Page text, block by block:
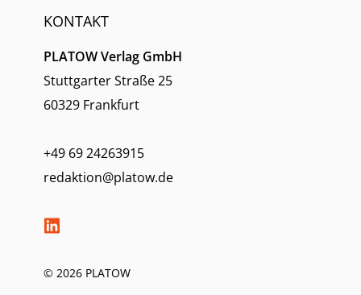
KONTAKT
PLATOW Verlag GmbH
Stuttgarter Straße 25
60329 Frankfurt
+49 69 24263915
redaktion@platow.de
© 2026 PLATOW